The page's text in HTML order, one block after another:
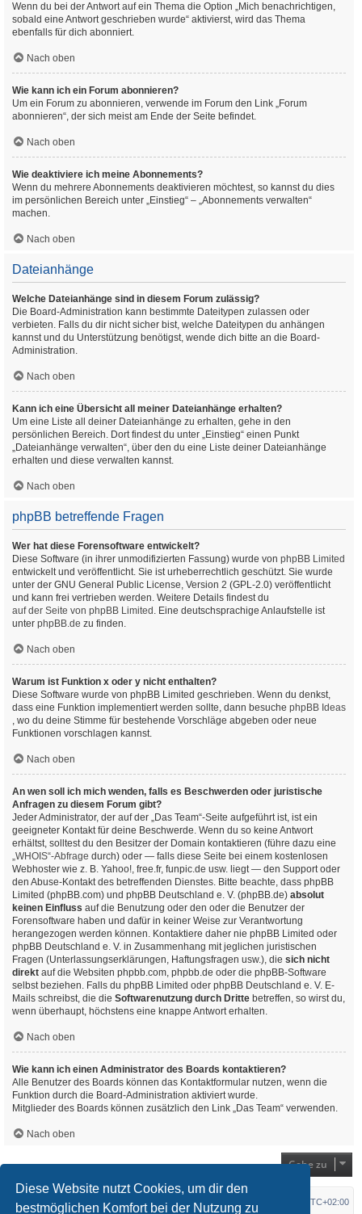
Diese Website nutzt Cookies, um dir den
bestmöglichen Komfort bei der Nutzung zu
Wenn du bei der Antwort auf ein Thema die Option „Mich benachrichtigen,
sobald eine Antwort geschrieben wurde“ aktivierst, wird das Thema
ebenfalls für dich abonniert.
Nach oben
Wie kann ich ein Forum abonnieren?
Um ein Forum zu abonnieren, verwende im Forum den Link „Forum
abonnieren“, der sich meist am Ende der Seite befindet.
Nach oben
Wie deaktiviere ich meine Abonnements?
Wenn du mehrere Abonnements deaktivieren möchtest, so kannst du dies
im persönlichen Bereich unter „Einstieg“ – „Abonnements verwalten“
machen.
Nach oben
Dateianhänge
Welche Dateianhänge sind in diesem Forum zulässig?
Die Board-Administration kann bestimmte Dateitypen zulassen oder
verbieten. Falls du dir nicht sicher bist, welche Dateitypen du anhängen
kannst und du Unterstützung benötigst, wende dich bitte an die Board-
Administration.
Nach oben
Kann ich eine Übersicht all meiner Dateianhänge erhalten?
Um eine Liste all deiner Dateianhänge zu erhalten, gehe in den
persönlichen Bereich. Dort findest du unter „Einstieg“ einen Punkt
„Dateianhänge verwalten“, über den du eine Liste deiner Dateianhänge
erhalten und diese verwalten kannst.
Nach oben
phpBB betreffende Fragen
Wer hat diese Forensoftware entwickelt?
Diese Software (in ihrer unmodifizierten Fassung) wurde von phpBB Limited
entwickelt und veröffentlicht. Sie ist urheberrechtlich geschützt. Sie wurde
unter der GNU General Public License, Version 2 (GPL-2.0) veröffentlicht
und kann frei vertrieben werden. Weitere Details findest du
auf der Seite von phpBB Limited . Eine deutschsprachige Anlaufstelle ist
unter phpBB.de zu finden.
Nach oben
Warum ist Funktion x oder y nicht enthalten?
Diese Software wurde von phpBB Limited geschrieben. Wenn du denkst,
dass eine Funktion implementiert werden sollte, dann besuche phpBB Ideas
, wo du deine Stimme für bestehende Vorschläge abgeben oder neue
Funktionen vorschlagen kannst.
Nach oben
An wen soll ich mich wenden, falls es Beschwerden oder juristische
Anfragen zu diesem Forum gibt?
Jeder Administrator, der auf der „Das Team“-Seite aufgeführt ist, ist ein
geeigneter Kontakt für deine Beschwerde. Wenn du so keine Antwort
erhältst, solltest du den Besitzer der Domain kontaktieren (führe dazu eine
„WHOIS“-Abfrage durch) oder — falls diese Seite bei einem kostenlosen
Webhoster wie z. B. Yahoo!, free.fr, funpic.de usw. liegt — den Support oder
den Abuse-Kontakt des betreffenden Dienstes. Bitte beachte, dass phpBB
Limited (phpBB.com) und phpBB Deutschland e. V. (phpBB.de) absolut
keinen Einfluss auf die Benutzung oder den oder die Benutzer der
Forensoftware haben und dafür in keiner Weise zur Verantwortung
herangezogen werden können. Kontaktiere daher nie phpBB Limited oder
phpBB Deutschland e. V. in Zusammenhang mit jeglichen juristischen
Fragen (Unterlassungserklärungen, Haftungsfragen usw.), die sich nicht
direkt auf die Websiten phpbb.com, phpbb.de oder die phpBB-Software
selbst beziehen. Falls du phpBB Limited oder phpBB Deutschland e. V. E-
Mails schreibst, die die Softwarenutzung durch Dritte betreffen, so wirst du,
wenn überhaupt, höchstens eine knappe Antwort erhalten.
Nach oben
Wie kann ich einen Administrator des Boards kontaktieren?
Alle Benutzer des Boards können das Kontaktformular nutzen, wenn die
Funktion durch die Board-Administration aktiviert wurde.
Mitglieder des Boards können zusätzlich den Link „Das Team“ verwenden.
Nach oben
Gehe zu
Startseite Foren-Übersicht UTC+02:00